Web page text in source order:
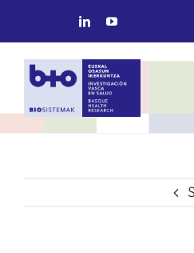
INICIO